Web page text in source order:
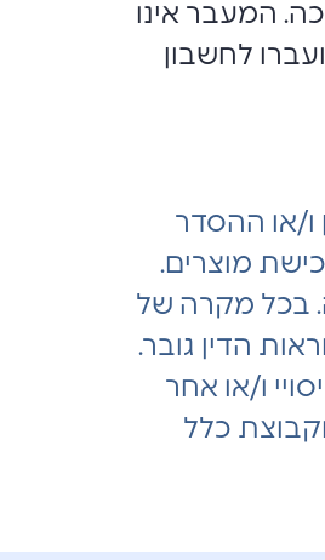
המעבר אינו
לחשבון
ו/או ההסדר
מוצרים.
בכל מקרה של
הדין גובר.
ו/או אחר
וקבוצת כלל